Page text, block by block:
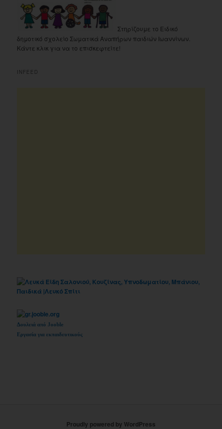
Στηρίζουμε το Ειδικό
δημοτικό σχολείο Σωματικά Αναπήρων παιδιών Ιωαννίνων.
Κάντε κλικ για να το επισκεφτείτε!
INFEED
Δουλειά από Jooble
Εργασία για εκπαιδευτικούς
Proudly powered by WordPress